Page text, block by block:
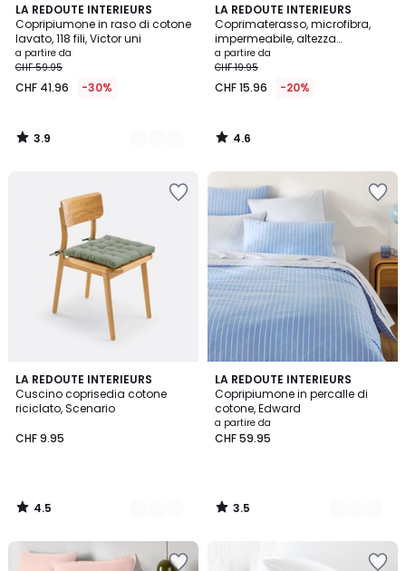
LA REDOUTE INTERIEURS
Copripiumone in raso di cotone
lavato, 118 fili, Victor uni
a partire da
CHF 59.95
CHF 41.96 -30%
3.9
/ 5
11
Colori
3.9
/
LA REDOUTE INTERIEURS
Coprimaterasso, microfibra,
impermeabile, altezza
massima 27 cm
a partire da
CHF 19.95
CHF 15.96 -20%
4.6
/ 5
4.6
/
LA REDOUTE INTERIEURS
Cuscino coprisedia cotone
riciclato, Scenario
CHF 9.95
4.5
/ 5
9
Colori
4.5
/
LA REDOUTE INTERIEURS
Copripiumone in percalle di
cotone, Edward
a partire da
CHF 59.95
3.5
/ 5
2
Colori
3.5
/